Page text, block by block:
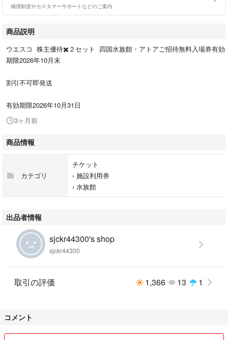
補償制度やカスタマーサポートなどのご案内
商品説明
ウエスコ 株主優待✖️２セット 四国水族館・アトアご招待無料入場券有効
期限2026年10月末
割引不可即発送
有効期限2026年10月31日
3ヶ月前
商品情報
カテゴリ
チケット
› 施設利用券
› 水族館
出品者情報
sjckr44300's shop
sjckr44300
取引の評価 1,366 13 1
コメント